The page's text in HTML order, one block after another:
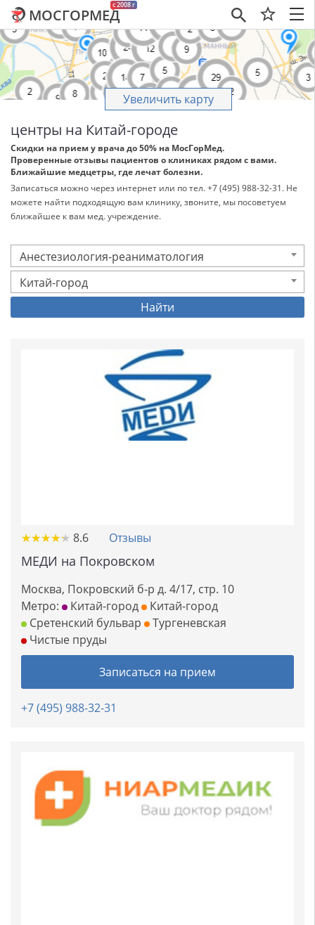
×
c 2008 г
МОСГОРМЕД
Увеличить карту
центры на Китай-городе
Скидки на прием у врача до 50% на МосГорМед.
Проверенные отзывы пациентов о клиниках рядом с вами.
Ближайшие медцетры, где лечат болезни.
Записаться можно через интернет или по тел. +7 (495) 988-32-31. Не
можете найти подходящую вам клинику, звоните, мы посоветуем
ближайшее к вам мед. учреждение.
Анестезиология-реаниматология
Китай-город
Найти
★★★★★
★★★★★ 8.6 Отзывы
МЕДИ на Покровском
Москва, Покровский б-р д. 4/17, стр. 10
Метро:
Китай-город
Китай-город
Сретенский бульвар
Тургеневская
Чистые пруды
Записаться на прием
+7 (495) 988-32-31